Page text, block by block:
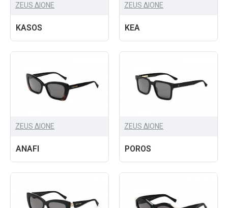
ZEUS ΔIONE
KASOS
ZEUS ΔIONE
KEA
ZEUS ΔIONE
ANAFI
ZEUS ΔIONE
POROS